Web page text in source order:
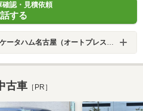
確認・見積依頼
する
名古屋（オートプレステージ名古屋店）
古車 ［PR］